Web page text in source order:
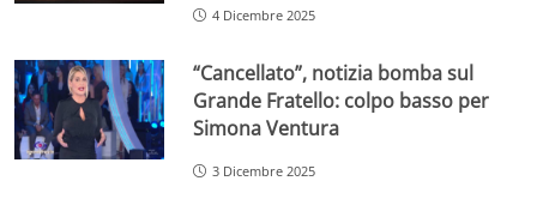
4 Dicembre 2025
“Cancellato”, notizia bomba sul
Grande Fratello: colpo basso per
Simona Ventura
3 Dicembre 2025